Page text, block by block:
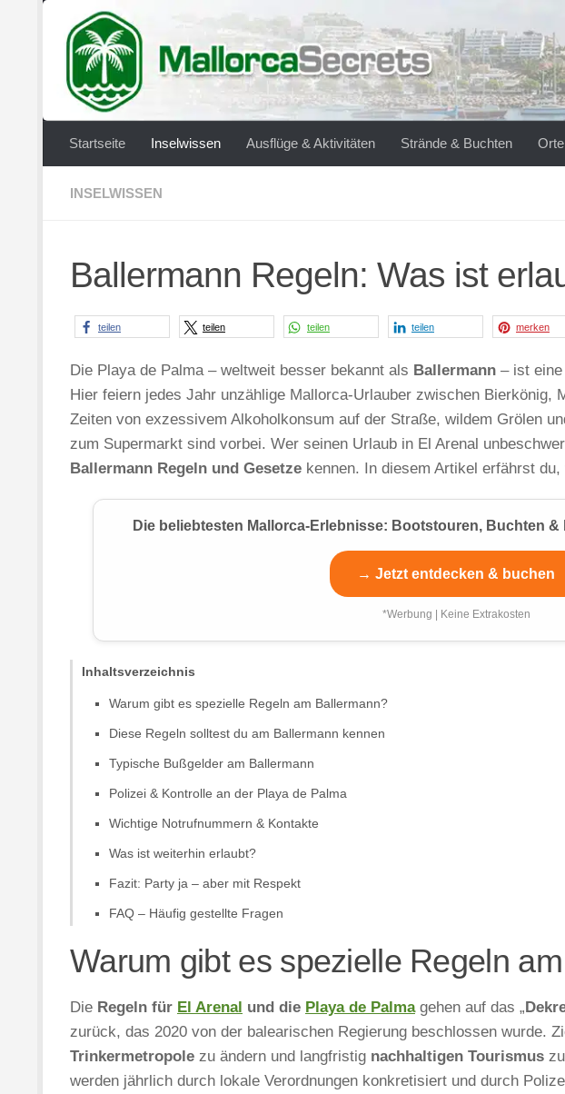
Zum Inhalt springen
Startseite Inselwissen Ausflüge & Aktivitäten Strände & Buchten Orte
INSELWISSEN
Ballermann Regeln: Was ist
teilen teilen teilen teilen merken
Die Playa de Palma – weltweit besser bekannt als Ballermann – ist
Hier feiern jedes Jahr unzählige Mallorca-Urlauber zwischen Bierkönig,
Zeiten von exzessivem Alkoholkonsum auf der Straße, wildem Grölen
zum Supermarkt sind vorbei. Wer seinen Urlaub in El Arenal
Ballermann Regeln und Gesetze kennen. In diesem Artikel erfährst du,
Die beliebtesten Mallorca-Erlebnisse: Bootstouren, Buchten
→ Jetzt entdecken & buchen
*Werbung | Keine Extrakosten
Inhaltsverzeichnis
Warum gibt es spezielle Regeln am Ballermann?
Diese Regeln solltest du am Ballermann kennen
Typische Bußgelder am Ballermann
Polizei & Kontrolle an der Playa de Palma
Wichtige Notrufnummern & Kontakte
Was ist weiterhin erlaubt?
Fazit: Party ja – aber mit Respekt
FAQ – Häufig gestellte Fragen
Warum gibt es spezielle Regeln
Die Regeln für El Arenal und die Playa de Palmagehen auf das „
zurück, das 2020 von der balearischen Regierung beschlossen wurde.
Trinkermetropole zu ändern und langfristig nachhaltigen Tourismus
werden jährlich durch lokale Verordnungen konkretisiert und durch